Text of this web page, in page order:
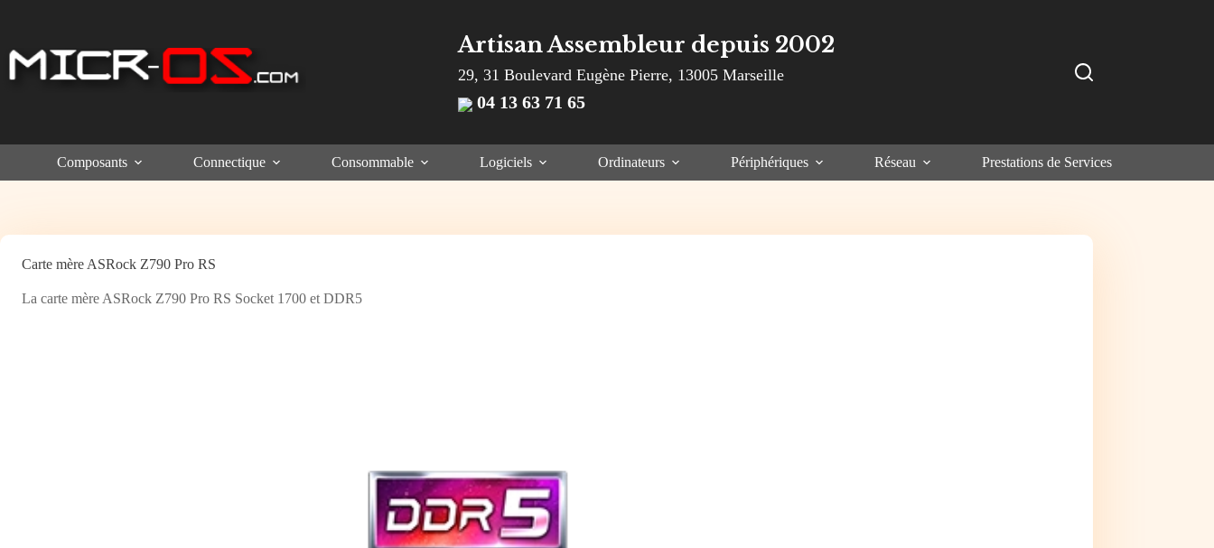
Artisan Assembleur depuis 2002
29, 31 Boulevard Eugène Pierre, 13005 Marseille
04 13 63 71 65
Composants Connectique Consommable Logiciels Ordinateurs Périphériques Réseau Prestations de Services
Carte mère ASRock Z790 Pro RS
La carte mère ASRock Z790 Pro RS Socket 1700 et DDR5